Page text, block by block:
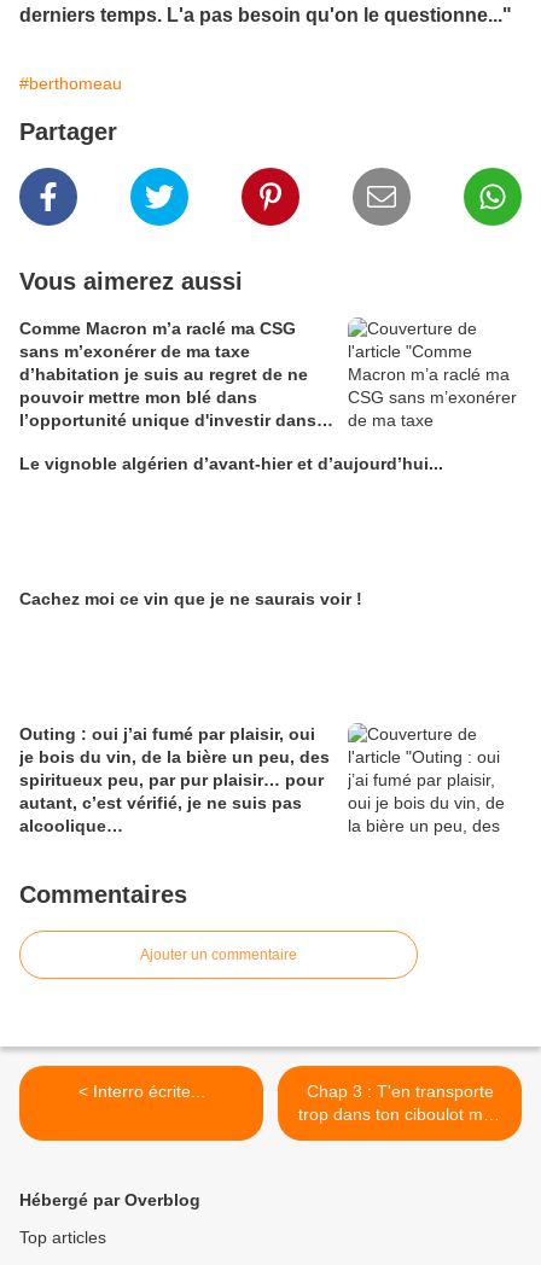
derniers temps. L'a pas besoin qu'on le questionne..."
#berthomeau
Partager
Vous aimerez aussi
Comme Macron m’a raclé ma CSG
sans m’exonérer de ma taxe
d’habitation je suis au regret de ne
pouvoir mettre mon blé dans
l’opportunité unique d'investir dans
Alain Edouard
Le vignoble algérien d’avant-hier et d’aujourd’hui...
Cachez moi ce vin que je ne saurais voir !
Outing : oui j’ai fumé par plaisir, oui
je bois du vin, de la bière un peu, des
spiritueux peu, par pur plaisir… pour
autant, c’est vérifié, je ne suis pas
alcoolique…
Commentaires
Ajouter un commentaire
< Interro écrite...
Chap 3 : T'en transporte
trop dans ton ciboulot mon
gars >
Hébergé par Overblog
Top articles